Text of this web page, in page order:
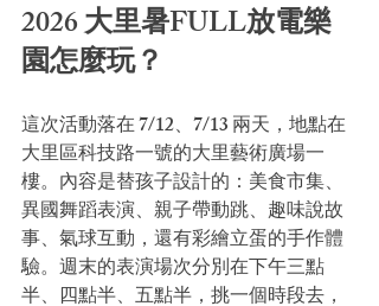
2026 大里暑FULL放電樂
園怎麼玩？
這次活動落在 7/12、7/13 兩天，地點在
大里區科技路一號的大里藝術廣場一
樓。內容是替孩子設計的：美食市集、
異國舞蹈表演、親子帶動跳、趣味說故
事、氣球互動，還有彩繪立蛋的手作體
驗。週末的表演場次分別在下午三點
半、四點半、五點半，挑一個時段去，